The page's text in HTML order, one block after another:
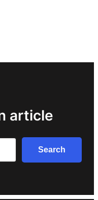
article
Search